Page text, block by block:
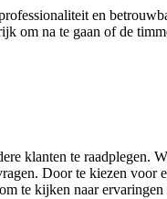
en
om na te gaan of de
klanten te
Door te kiezen
te kijken naar